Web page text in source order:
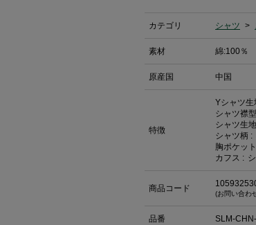
カテゴリ シャツ >
素材 綿:100％
原産国 中国
特徴
Yシャツ生
シャツ襟
シャツ生
シャツ柄 :
胸ポケッ
カフス :
商品コード
(お問い合わ
品番 SLM-